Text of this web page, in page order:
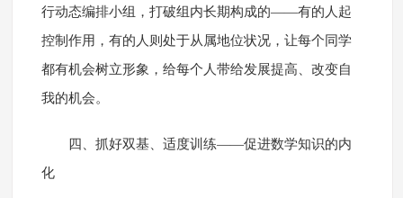
行动态编排小组，打破组内长期构成的――有的人起
控制作用，有的人则处于从属地位状况，让每个同学
都有机会树立形象，给每个人带给发展提高、改变自
我的机会。
四、抓好双基、适度训练――促进数学知识的内
化